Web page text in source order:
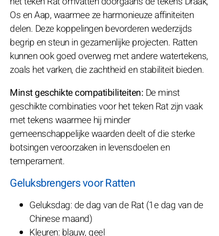
Os en Aap, waarmee ze harmonieuze affiniteiten
delen. Deze koppelingen bevorderen wederzijds
begrip en steun in gezamenlijke projecten. Ratten
kunnen ook goed overweg met andere watertekens,
zoals het varken, die zachtheid en stabiliteit bieden.
Minst geschikte compatibiliteiten: De minst
geschikte combinaties voor het teken Rat zijn vaak
met tekens waarmee hij minder
gemeenschappelijke waarden deelt of die sterke
botsingen veroorzaken in levensdoelen en
temperament.
Geluksbrengers voor Ratten
Geluksdag: de dag van de Rat (1e dag van de
Chinese maand)
Kleuren: blauw, geel